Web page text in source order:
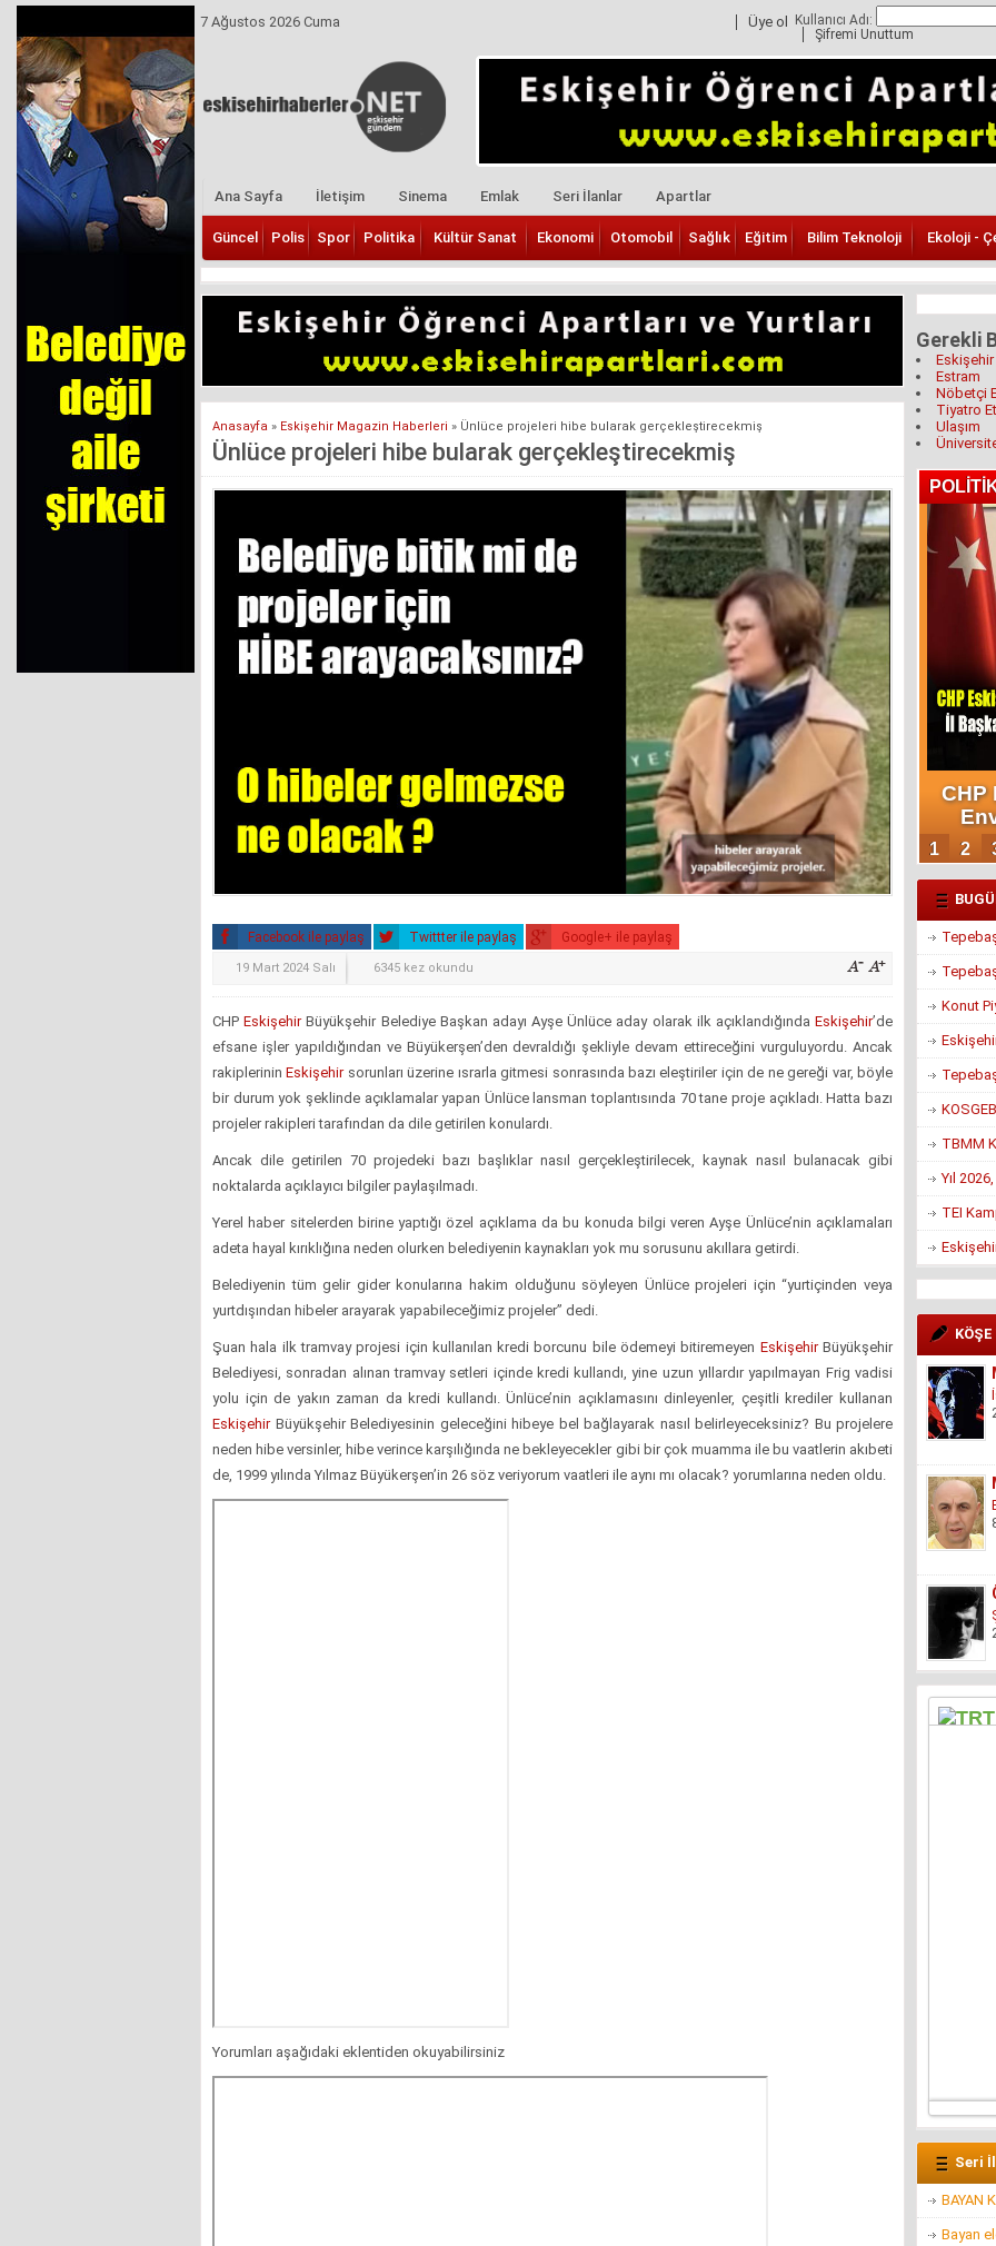
7 Ağustos 2026 Cuma Üye ol Kullanıcı Adı:
Şifremi Unuttum
Ana Sayfa İletişim Sinema Emlak Seri İlanlar Apartlar
Güncel Polis Spor Politika Kültür Sanat Ekonomi Otomobil Sağlık Eğitim Bilim Teknoloji Ekoloji -
Anasayfa » Eskişehir Magazin Haberleri » Ünlüce projeleri hibe bularak gerçekleştirecekmiş
Ünlüce projeleri hibe bularak gerçekleştirecekmiş
Facebook ile paylaş Twittter ile paylaş Google+ ile paylaş
19 Mart 2024 Salı 6345 kez okundu
CHPEskişehirBüyükşehir Belediye Başkan adayı Ayşe Ünlüce aday olarak ilk açıklandığındaEskişehir’de
efsane işler yapıldığından ve Büyükerşen’den devraldığı şekliyle devam ettireceğini vurguluyordu. Ancak
rakiplerininEskişehirsorunları üzerine ısrarla gitmesi sonrasında bazı eleştiriler için de ne gereği var, böyle
bir durum yok şeklinde açıklamalar yapan Ünlüce lansman toplantısında 70 tane proje açıkladı. Hatta bazı
projeler rakipleri tarafından da dile getirilen konulardı.
Ancak dile getirilen 70 projedeki bazı başlıklar nasıl gerçekleştirilecek, kaynak nasıl bulanacak gibi
noktalarda açıklayıcı bilgiler paylaşılmadı.
Yerel haber sitelerden birine yaptığı özel açıklama da bu konuda bilgi veren Ayşe Ünlüce’nin açıklamaları
adeta hayal kırıklığına neden olurken belediyenin kaynakları yok mu sorusunu akıllara getirdi.
Belediyenin tüm gelir gider konularına hakim olduğunu söyleyen Ünlüce projeleri için “yurtiçinden veya
yurtdışından hibeler arayarak yapabileceğimiz projeler” dedi.
Şuan hala ilk tramvay projesi için kullanılan kredi borcunu bile ödemeyi bitiremeyen EskişehirBüyükşehir
Belediyesi, sonradan alınan tramvay setleri içinde kredi kullandı, yine uzun yıllardır yapılmayan Frig vadisi
yolu için de yakın zaman da kredi kullandı. Ünlüce’nin açıklamasını dinleyenler, çeşitli krediler kullanan
EskişehirBüyükşehir Belediyesinin geleceğini hibeye bel bağlayarak nasıl belirleyeceksiniz? Bu projelere
neden hibe versinler, hibe verince karşılığında ne bekleyecekler gibi bir çok muamma ile bu vaatlerin akıbeti
de, 1999 yılında Yılmaz Büyükerşen’in 26 söz veriyorum vaatleri ile aynı mı olacak? yorumlarına neden oldu.
Yorumları aşağıdaki eklentiden okuyabilirsiniz
Gerekli
Estram
Nöbetçi
Tiyatro
Ulaşım
Konut
TBMM
Yıl
TEI
Seri
BAYAN
Bayan